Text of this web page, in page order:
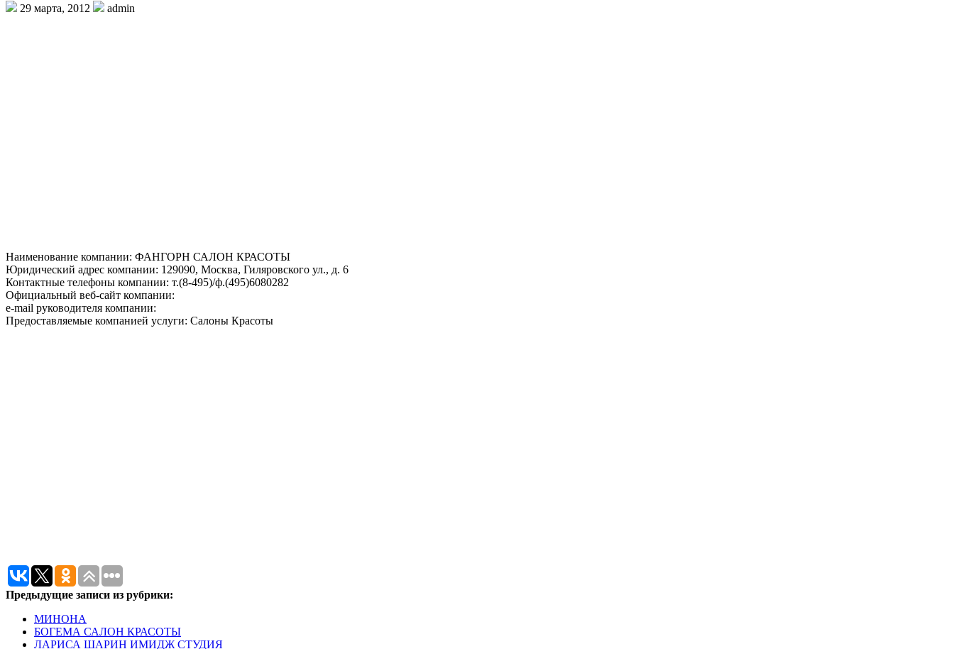
29 марта, 2012 admin
Наименование компании: ФАНГОРН САЛОН КРАСОТЫ
Юридический адрес компании: 129090, Москва, Гиляровского ул., д. 6
Контактные телефоны компании: т.(8-495)/ф.(495)6080282
Официальный веб-сайт компании:
e-mail руководителя компании:
Предоставляемые компанией услуги: Салоны Красоты
Предыдущие записи из рубрики:
МИНОНА
БОГЕМА САЛОН КРАСОТЫ
ЛАРИСА ШАРИН ИМИДЖ СТУДИЯ